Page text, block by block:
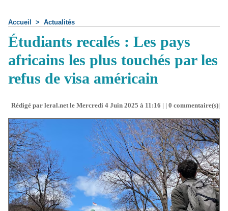
Accueil > Actualités
Étudiants recalés : Les pays
africains les plus touchés par les
refus de visa américain
Rédigé par leral.net le Mercredi 4 Juin 2025 à 11:16 | | 0 commentaire(s)|